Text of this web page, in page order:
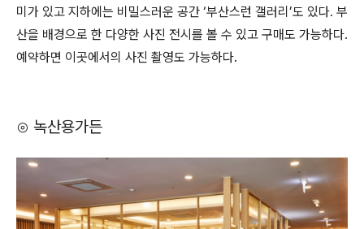
미가 있고 지하에는 비밀스러운 공간 ‘부산스런 갤러리’도 있다. 부
산을 배경으로 한 다양한 사진 전시를 볼 수 있고 구매도 가능하다.
예약하면 이곳에서의 사진 촬영도 가능하다.
⊙ 녹산용가든